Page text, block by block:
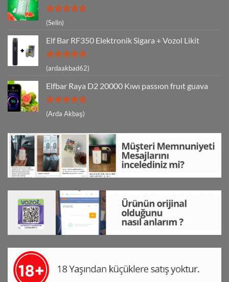
5 üzerinden
5
oy aldı
(Selin)
Elf Bar RF350 Elektronik Sigara + Vozol Likit
5 üzerinden
5
(ardaakbad62)
Elfbar Raya D2 20000 Kıwı passıon fruıt guava
5 üzerinden
5
(Arda Akbaş)